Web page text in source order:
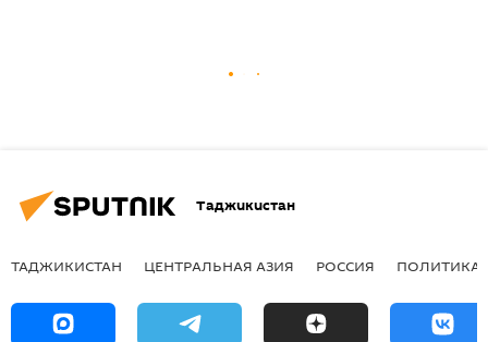
Таджикистан
ТАДЖИКИСТАН ЦЕНТРАЛЬНАЯ АЗИЯ РОССИЯ ПОЛИТИКА